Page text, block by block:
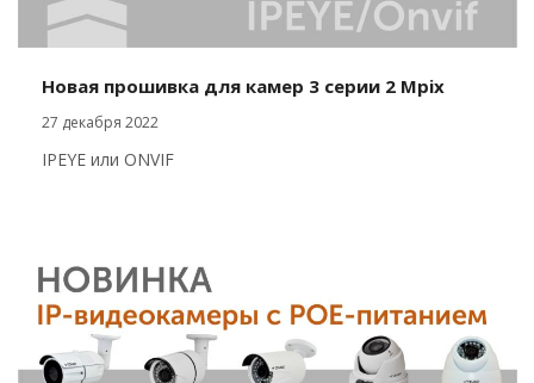
Новая прошивка для камер 3 серии 2 Mpix
27 декабря 2022
IPEYE или ONVIF